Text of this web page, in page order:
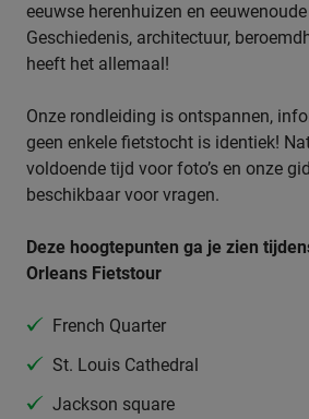
eeuwse herenhuizen en
Geschiedenis, architectuur,
heeft het allemaal!
Onze rondleiding is ontspannen,
geen enkele fietstocht is identiek!
voldoende tijd voor foto’s en onze
beschikbaar voor vragen.
Deze hoogtepunten ga je zien
Orleans Fietstour
French Quarter
St. Louis Cathedral
Jackson square